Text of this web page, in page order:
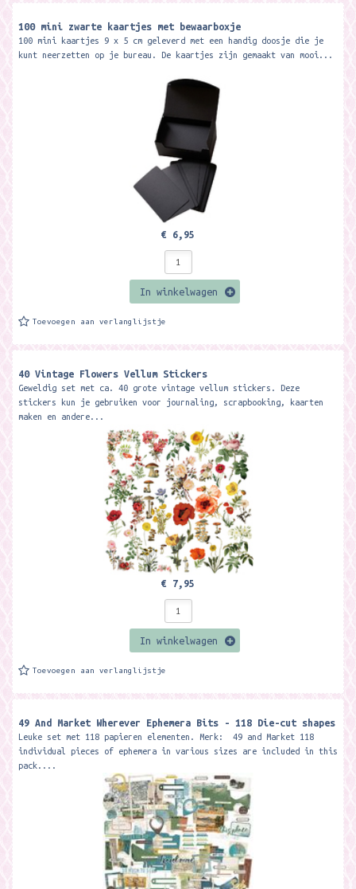
100 mini zwarte kaartjes met bewaarboxje
100 mini kaartjes 9 x 5 cm geleverd met een handig doosje die je
kunt neerzetten op je bureau. De kaartjes zijn gemaakt van mooi...
€ 6,95
In winkelwagen
Toevoegen aan verlanglijstje
40 Vintage Flowers Vellum Stickers
Geweldig set met ca. 40 grote vintage vellum stickers. Deze
stickers kun je gebruiken voor journaling, scrapbooking, kaarten
maken en andere...
€ 7,95
In winkelwagen
Toevoegen aan verlanglijstje
49 And Market Wherever Ephemera Bits - 118 Die-cut shapes
Leuke set met 118 papieren elementen. Merk: 49 and Market 118
individual pieces of ephemera in various sizes are included in this
pack....